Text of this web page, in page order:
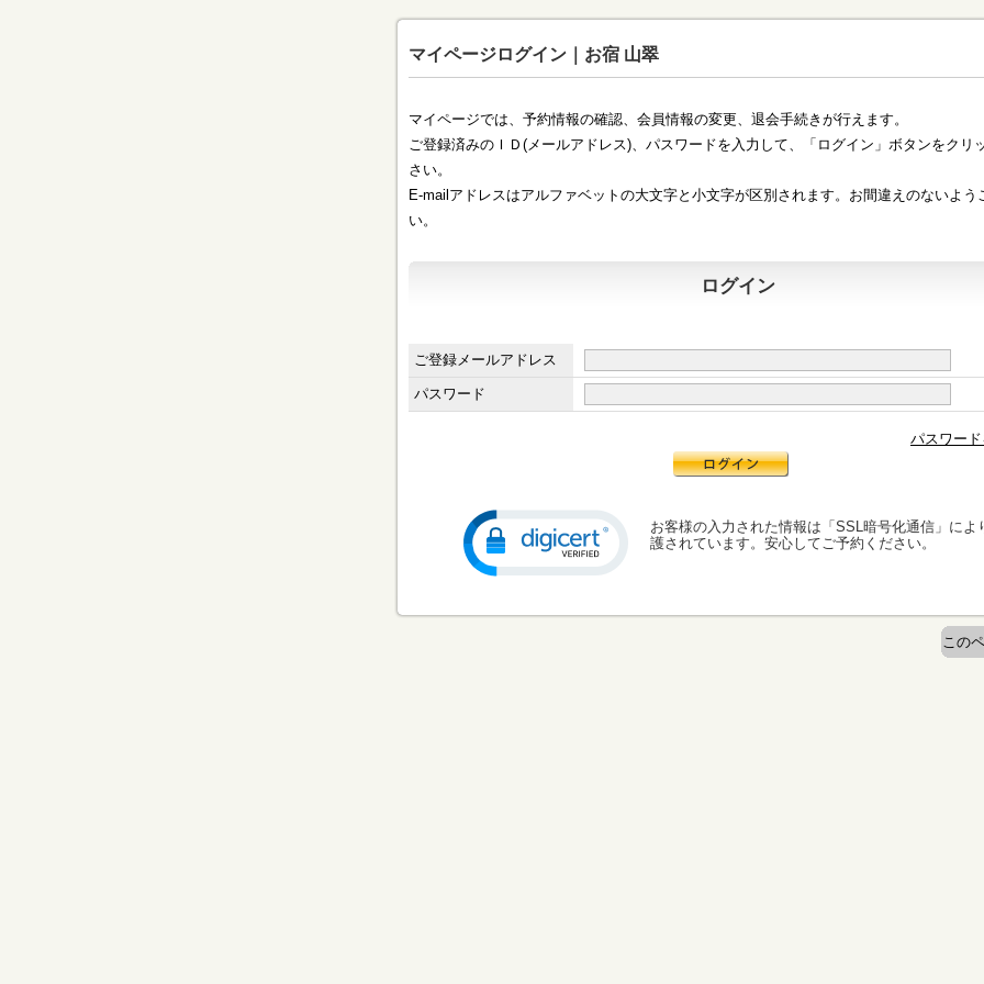
マイページログイン｜お宿 山翠
マイページでは、予約情報の確認、会員情報の変更、退会手続きが行えます。
ご登録済みのＩＤ(メールアドレス)、パスワードを入力して、「ログイン」ボタンをクリ
さい。
E-mailアドレスはアルファベットの大文字と小文字が区別されます。お間違えのないよう
い。
ログイン
ご登録メールアドレス
パスワード
パスワー
お客様の入力された情報は「SSL暗号化通信」によ
護されています。安心してご予約ください。
この